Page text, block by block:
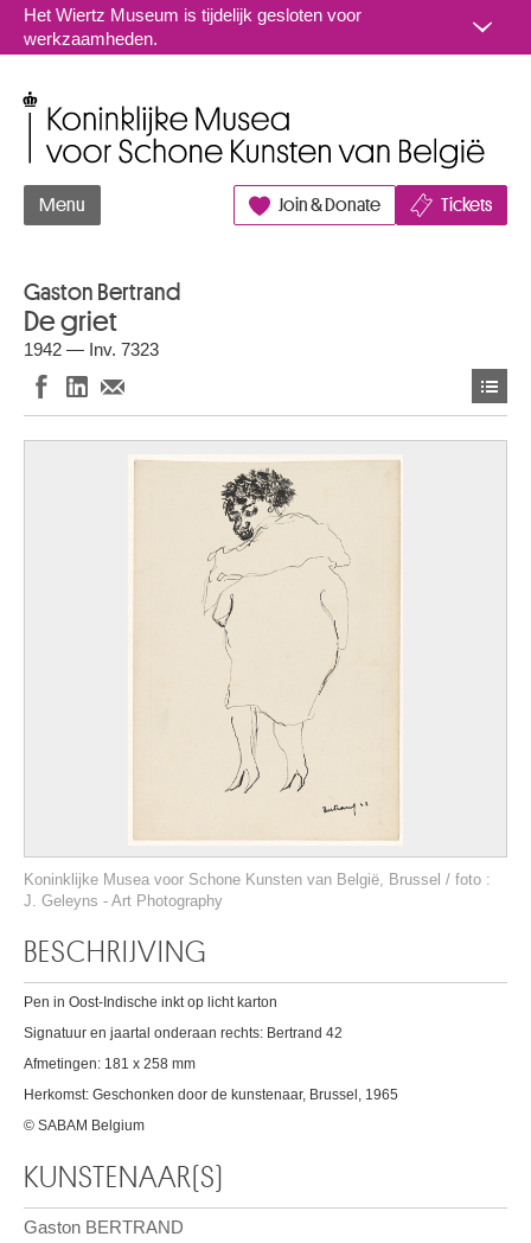
Naar inhoud
Het Wiertz Museum is tijdelijk gesloten voor
werkzaamheden.
Menu Join & Donate Tickets
Gaston Bertrand
De griet
1942 — Inv. 7323
Koninklijke Musea voor Schone Kunsten van België, Brussel / foto :
J. Geleyns - Art Photography
BESCHRIJVING
Pen in Oost-Indische inkt op licht karton
Signatuur en jaartal onderaan rechts: Bertrand 42
Afmetingen: 181 x 258 mm
Herkomst: Geschonken door de kunstenaar, Brussel, 1965
© SABAM Belgium
KUNSTENAAR(S)
Gaston BERTRAND